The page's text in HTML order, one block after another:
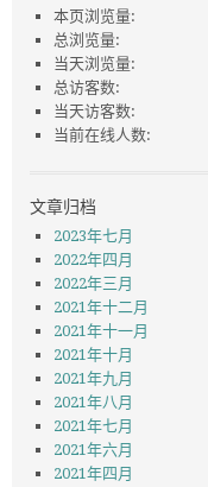
本页浏览量:
总浏览量:
当天浏览量:
总访客数:
当天访客数:
当前在线人数:
文章归档
2023年七月
2022年四月
2022年三月
2021年十二月
2021年十一月
2021年十月
2021年九月
2021年八月
2021年七月
2021年六月
2021年四月